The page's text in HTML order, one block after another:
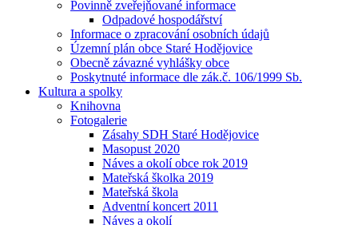
Povinně zveřejňované informace
Odpadové hospodářství
Informace o zpracování osobních údajů
Územní plán obce Staré Hodějovice
Obecně závazné vyhlášky obce
Poskytnuté informace dle zák.č. 106/1999 Sb.
Kultura a spolky
Knihovna
Fotogalerie
Zásahy SDH Staré Hodějovice
Masopust 2020
Náves a okolí obce rok 2019
Mateřská školka 2019
Mateřská škola
Adventní koncert 2011
Náves a okolí